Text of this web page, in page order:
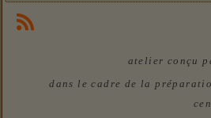
atelier conçu
dans le cadre de la